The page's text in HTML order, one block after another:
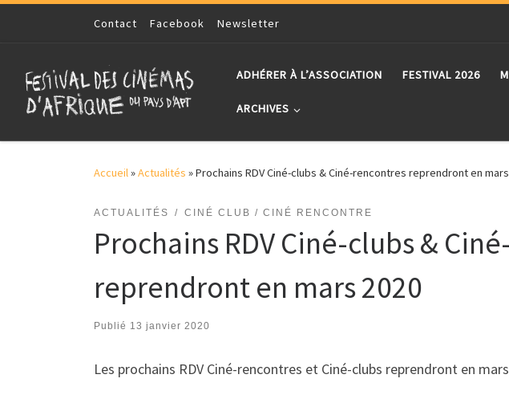
Skip to contentContact Facebook Newsletter
ADHÉRER À L’ASSOCIATION FESTIVAL 2026
ARCHIVES
Accueil»Actualités »Prochains RDV Ciné-clubs & Ciné-rencontres reprendront en
ACTUALITÉS CINÉ CLUB / CINÉ RENCONTRE
Prochains RDV Ciné-clubs &
reprendront en mars 2020
Publié 13 janvier 2020
Les prochains RDV Ciné-rencontres et Ciné-clubs reprendront en